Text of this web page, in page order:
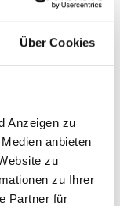
Über Cookies
Anzeigen zu
anbieten
zu
zu Ihrer
Partner für